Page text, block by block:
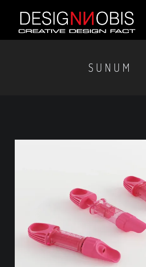
SUNUM